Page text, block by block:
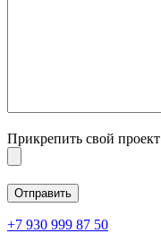
Прикрепить свой проект
+7 930 999 87 50